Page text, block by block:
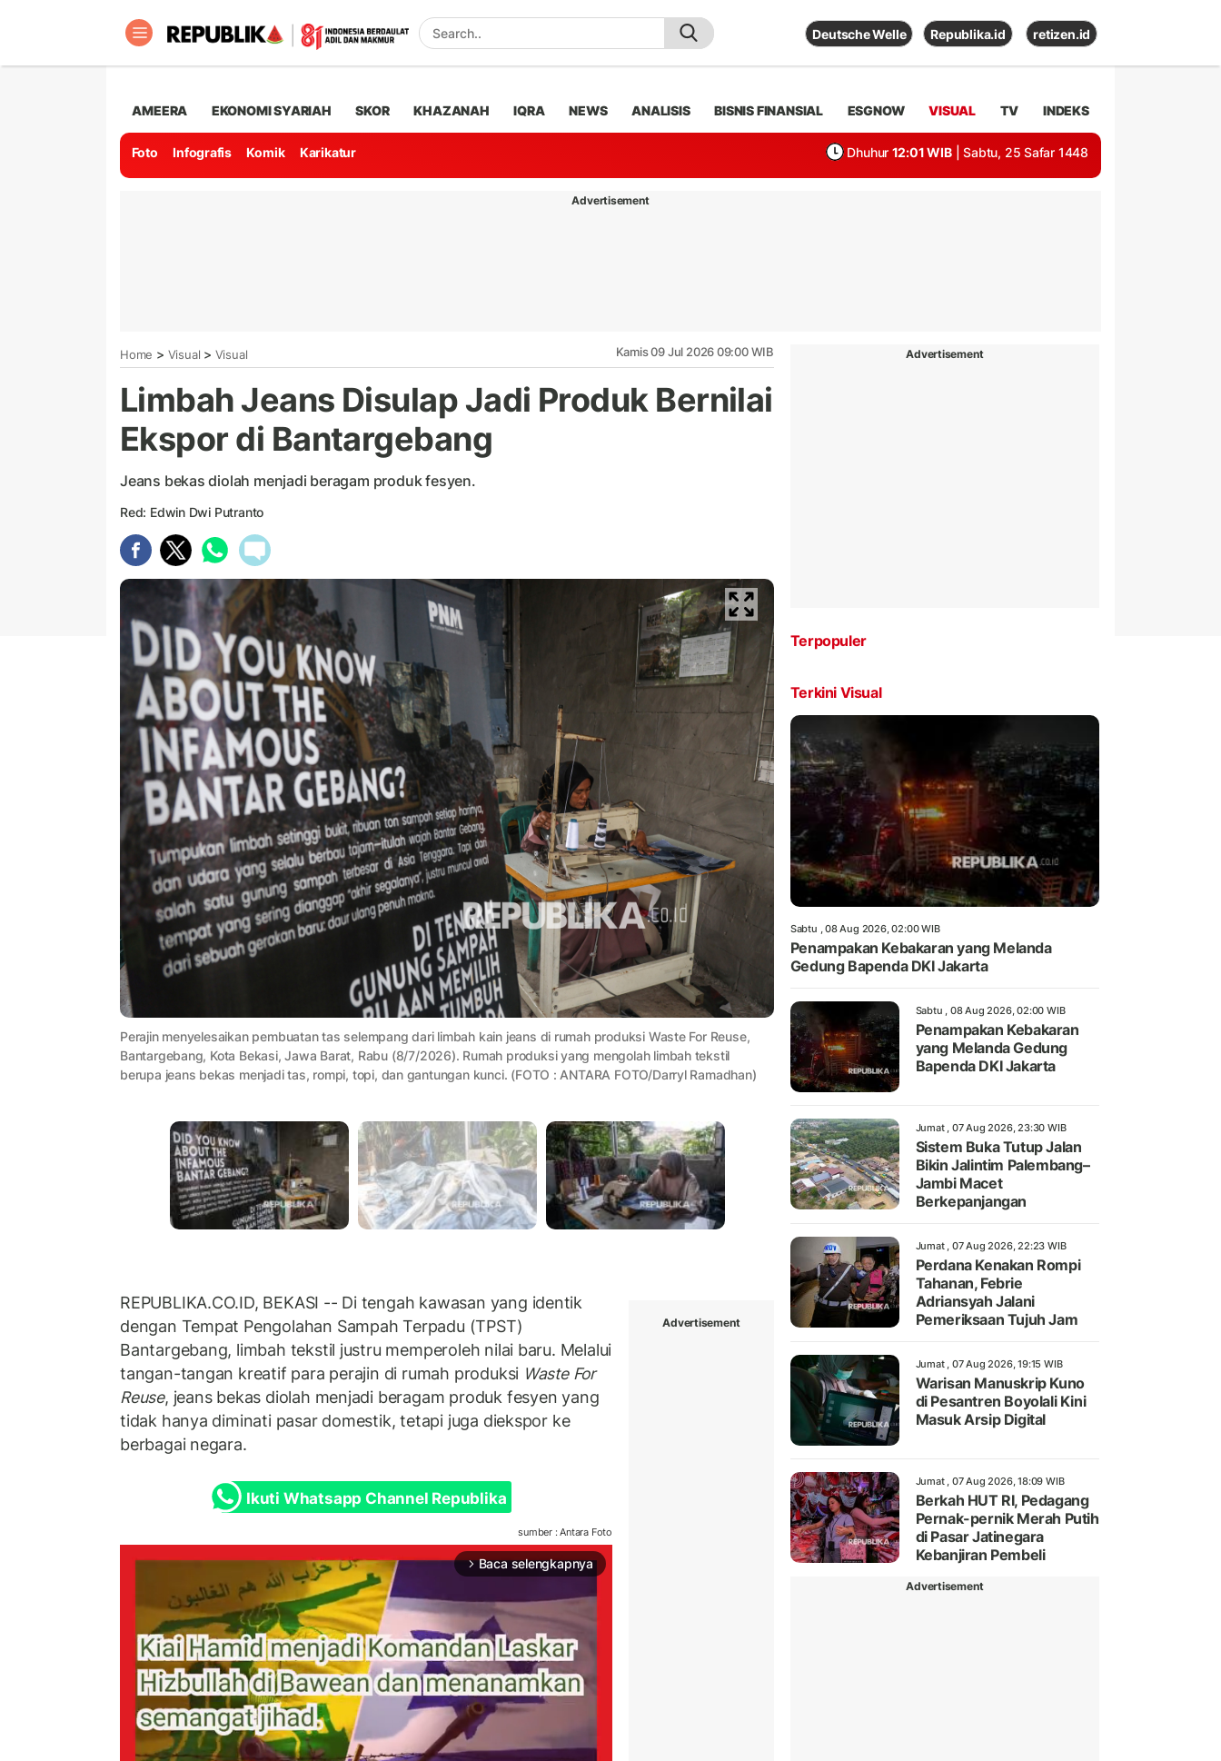
Deutsche Welle Republika.id retizen.id
AMEERA EKONOMI SYARIAH SKOR KHAZANAH IQRA NEWS ANALISIS BISNIS FINANSIAL ESGNOW VISUAL TV INDEKS
Foto Infografis Komik Karikatur Dhuhur 12:01 WIB | Sabtu, 25 Safar 1448
Advertisement
Home > Visual > Visual Kamis 09 Jul 2026 09:00 WIB
Limbah Jeans Disulap Jadi Produk Bernilai
Ekspor di Bantargebang
Jeans bekas diolah menjadi beragam produk fesyen.
Red: Edwin Dwi Putranto
Perajin menyelesaikan pembuatan tas selempang dari limbah kain jeans di rumah produksi Waste For Reuse,
Bantargebang, Kota Bekasi, Jawa Barat, Rabu (8/7/2026). Rumah produksi yang mengolah limbah tekstil
berupa jeans bekas menjadi tas, rompi, topi, dan gantungan kunci. (FOTO : ANTARA FOTO/Darryl Ramadhan)
REPUBLIKA.CO.ID, BEKASI -- Di tengah kawasan yang identik
dengan Tempat Pengolahan Sampah Terpadu (TPST)
Bantargebang, limbah tekstil justru memperoleh nilai baru. Melalui
tangan-tangan kreatif para perajin di rumah produksi Waste For
Reuse, jeans bekas diolah menjadi beragam produk fesyen yang
tidak hanya diminati pasar domestik, tetapi juga diekspor ke
berbagai negara.
Ikuti Whatsapp Channel Republika
sumber : Antara Foto
arrow_forward_ios Baca selengkapnya
Advertisement
Advertisement
Terpopuler
Terkini Visual
Sabtu , 08 Aug 2026, 02:00 WIB
Penampakan Kebakaran yang Melanda
Gedung Bapenda DKI Jakarta
Sabtu , 08 Aug 2026, 02:00 WIB
Penampakan Kebakaran
yang Melanda Gedung
Bapenda DKI Jakarta
Jumat , 07 Aug 2026, 23:30 WIB
Sistem Buka Tutup Jalan
Bikin Jalintim Palembang–
Jambi Macet
Berkepanjangan
Jumat , 07 Aug 2026, 22:23 WIB
Perdana Kenakan Rompi
Tahanan, Febrie
Adriansyah Jalani
Pemeriksaan Tujuh Jam
Jumat , 07 Aug 2026, 19:15 WIB
Warisan Manuskrip Kuno
di Pesantren Boyolali Kini
Masuk Arsip Digital
Jumat , 07 Aug 2026, 18:09 WIB
Berkah HUT RI, Pedagang
Pernak-pernik Merah Putih
di Pasar Jatinegara
Kebanjiran Pembeli
Advertisement